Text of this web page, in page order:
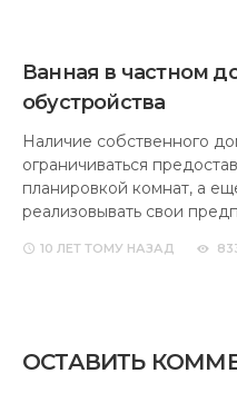
Ванная в частном
обустройства
Наличие собственного
ограничиваться
планировкой комнат, а
реализовывать свои
10 ЛЕТ ТОМУ НАЗАД
ОСТАВИТЬ